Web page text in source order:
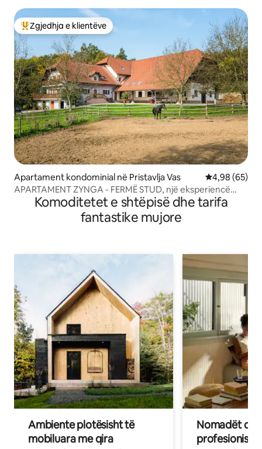
Më të mirat e zgjedhjeve të klientëve
Zgjedhja e klientëve
Apartament kondominial në Pristavlja Vas Vlerësimi
4,98 (65)
APARTAMENT ZYNGA - FERMË STUD, një eksperiencë
unikeKomoditetet e shtëpisë dhe tarifa
fantastike mujore
Ambiente plotësisht të
mobiluara me qira
Nomadët